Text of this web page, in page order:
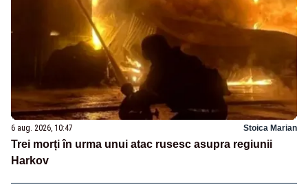
6 aug. 2026, 10:47 Stoica Marian
Trei morți în urma unui atac rusesc asupra regiunii
Harkov